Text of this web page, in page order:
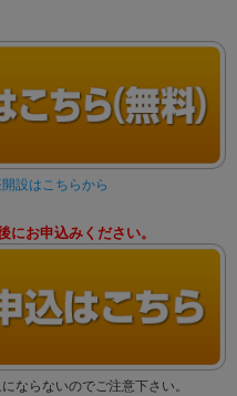
設はこちらから
お申込みください。
ならないのでご注意下さい。